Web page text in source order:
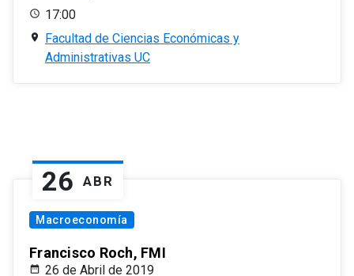
17:00
Facultad de Ciencias Económicas y
Administrativas UC
26 ABR
Macroeconomía
Francisco Roch, FMI
26 de Abril de 2019